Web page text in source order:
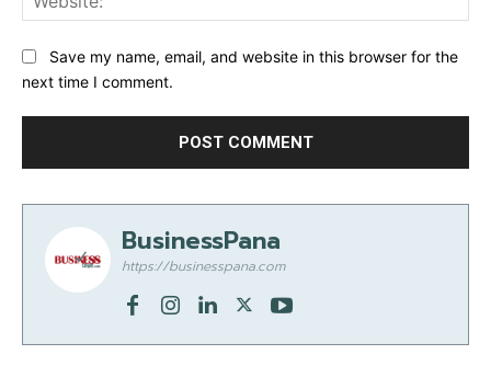
Save my name, email, and website in this browser for the
next time I comment.
BusinessPana
https://businesspana.com